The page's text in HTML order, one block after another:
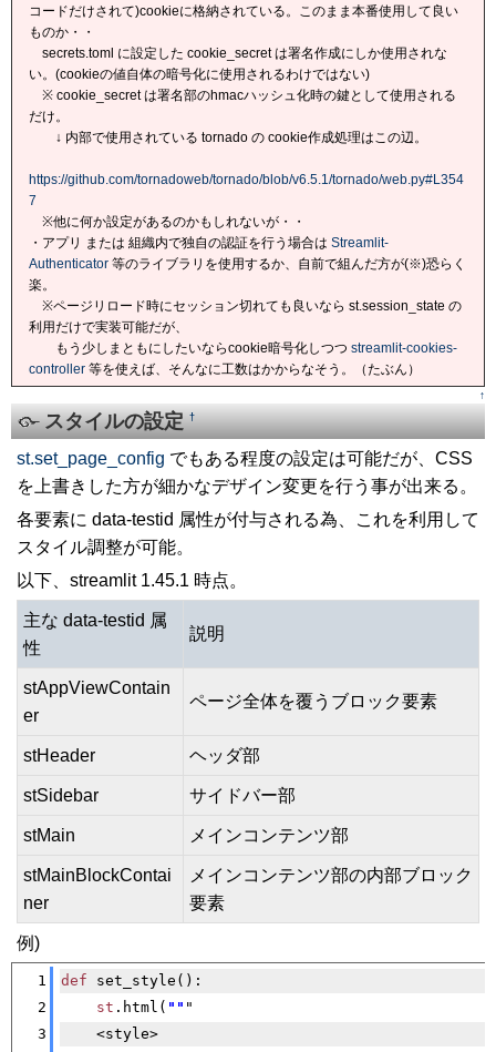
コードだけされて)cookieに格納されている。このまま本番使用して良い
ものか・・
secrets.toml に設定した cookie_secret は署名作成にしか使用されな
い。(cookieの値自体の暗号化に使用されるわけではない)
※ cookie_secret は署名部のhmacハッシュ化時の鍵として使用される
だけ。
↓ 内部で使用されている tornado の cookie作成処理はこの辺。
https://github.com/tornadoweb/tornado/blob/v6.5.1/tornado/web.py#L354
7
※他に何か設定があるのかもしれないが・・
・アプリ または 組織内で独自の認証を行う場合は Streamlit-
Authenticator 等のライブラリを使用するか、自前で組んだ方が(※)恐らく
楽。
※ページリロード時にセッション切れても良いなら st.session_state の
利用だけで実装可能だが、
もう少しまともにしたいならcookie暗号化しつつ streamlit-cookies-
controller 等を使えば、そんなに工数はかからなそう。（たぶん）
↑
スタイルの設定†
st.set_page_config でもある程度の設定は可能だが、CSS
を上書きした方が細かなデザイン変更を行う事が出来る。
各要素に data-testid 属性が付与される為、これを利用して
スタイル調整が可能。
以下、streamlit 1.45.1 時点。
主な data-testid 属
性
説明
stAppViewContain
er
ページ全体を覆うブロック要素
stHeader ヘッダ部
stSidebar サイドバー部
stMain メインコンテンツ部
stMainBlockContai
ner
メインコンテンツ部の内部ブロック
要素
例)
1
2
3
def set_style():
st .html( "" "
    <style>